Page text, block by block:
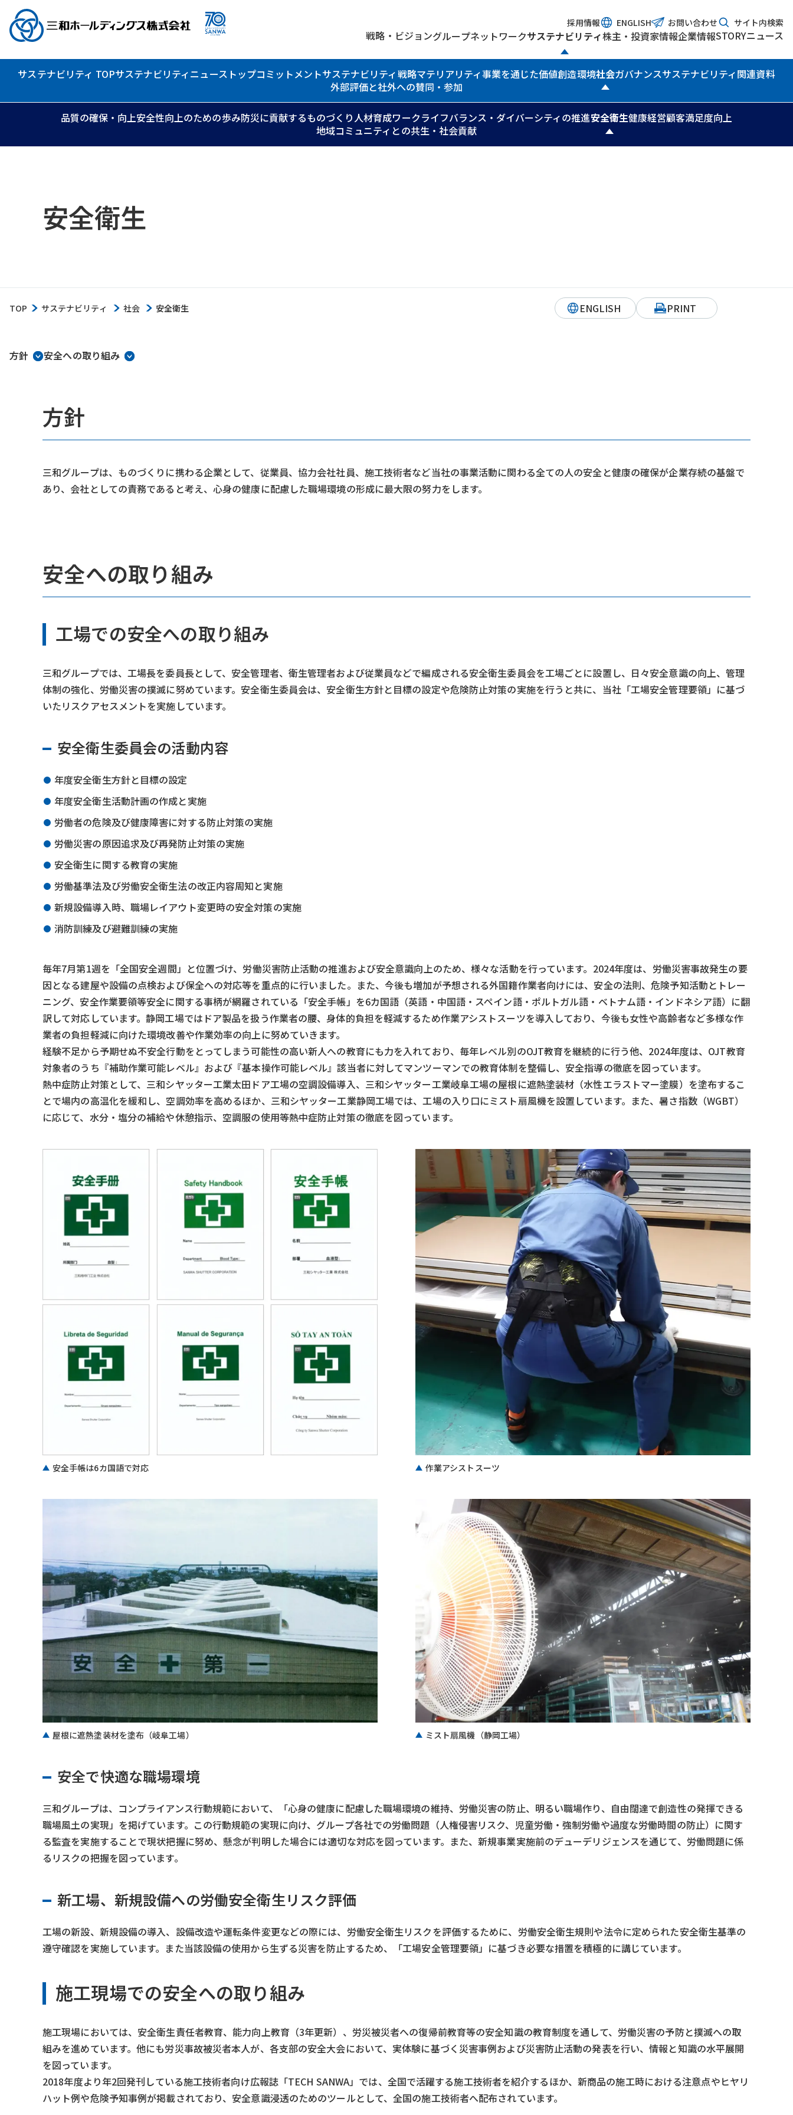
採用情報 ENGLISH お問い合わせ サイト内検索
戦略・ビジョングループネットワークサステナビリティ株主・投資家情報企業情報STORYニュース
サステナビリティ TOPサステナビリティニュース トップコミットメントサステナビリティ戦略マテリアリティ事業を通じた価値創造環境社会
品質の確保・向上安全性向上のための歩み防災に貢献するものづくり人材育成ワークライフバランス・ダイバーシティの推進安全衛生健康経営顧客満足度向上
地域コミュニティとの共生・社会貢献
ガバナンスサステナビリティ関連資料
外部評価と社外への賛同・参加
安全衛生
TOP サステナビリティ 社会 安全衛生 ENGLISH PRINT
方針 安全への取り組み
方針
三和グループは、ものづくりに携わる企業として、従業員、協力会社社員、施工技術者など当社の事業活動に関わる全ての人の安全と健康の確保が企業存続の基盤で
あり、会社としての責務であると考え、心身の健康に配慮した職場環境の形成に最大限の努力をします。
安全への取り組み
工場での安全への取り組み
三和グループでは、工場長を委員長として、安全管理者、衛生管理者および従業員などで編成される安全衛生委員会を工場ごとに設置し、日々安全意識の向上、管理
体制の強化、労働災害の撲滅に努めています。安全衛生委員会は、安全衛生方針と目標の設定や危険防止対策の実施を行うと共に、当社「工場安全管理要領」に基づ
いたリスクアセスメントを実施しています。
安全衛生委員会の活動内容
年度安全衛生方針と目標の設定
年度安全衛生活動計画の作成と実施
労働者の危険及び健康障害に対する防止対策の実施
労働災害の原因追求及び再発防止対策の実施
安全衛生に関する教育の実施
労働基準法及び労働安全衛生法の改正内容周知と実施
新規設備導入時、職場レイアウト変更時の安全対策の実施
消防訓練及び避難訓練の実施
毎年7月第1週を「全国安全週間」と位置づけ、労働災害防止活動の推進および安全意識向上のため、様々な活動を行っています。2024年度は、労働災害事故発生の要
因となる建屋や設備の点検および保全への対応等を重点的に行いました。また、今後も増加が予想される外国籍作業者向けには、安全の法則、危険予知活動とトレー
ニング、安全作業要領等安全に関する事柄が網羅されている「安全手帳」を6カ国語（英語・中国語・スペイン語・ポルトガル語・ベトナム語・インドネシア語）に翻
訳して対応しています。静岡工場ではドア製品を扱う作業者の腰、身体的負担を軽減するため作業アシストスーツを導入しており、今後も女性や高齢者など多様な作
業者の負担軽減に向けた環境改善や作業効率の向上に努めていきます。
経験不足から予期せぬ不安全行動をとってしまう可能性の高い新人への教育にも力を入れており、毎年レベル別のOJT教育を継続的に行う他、2024年度は、OJT教育
対象者のうち『補助作業可能レベル』および『基本操作可能レベル』該当者に対してマンツーマンでの教育体制を整備し、安全指導の徹底を図っています。
熱中症防止対策として、三和シヤッター工業太田ドア工場の空調設備導入、三和シヤッター工業岐阜工場の屋根に遮熱塗装材（水性エラストマー塗膜）を塗布するこ
とで場内の高温化を緩和し、空調効率を高めるほか、三和シヤッター工業静岡工場では、工場の入り口にミスト扇風機を設置しています。また、暑さ指数（WGBT）
に応じて、水分・塩分の補給や休憩指示、空調服の使用等熱中症防止対策の徹底を図っています。
安全手帳は6カ国語で対応 作業アシストスーツ
屋根に遮熱塗装材を塗布（岐阜工場） ミスト扇風機（静岡工場）
安全で快適な職場環境
三和グループは、コンプライアンス行動規範において、「心身の健康に配慮した職場環境の維持、労働災害の防止、明るい職場作り、自由闊達で創造性の発揮できる
職場風土の実現」を掲げています。この行動規範の実現に向け、グループ各社での労働問題（人権侵害リスク、児童労働・強制労働や過度な労働時間の防止）に関す
る監査を実施することで現状把握に努め、懸念が判明した場合には適切な対応を図っています。また、新規事業実施前のデューデリジェンスを通じて、労働問題に係
るリスクの把握を図っています。
新工場、新規設備への労働安全衛生リスク評価
工場の新設、新規設備の導入、設備改造や運転条件変更などの際には、労働安全衛生リスクを評価するために、労働安全衛生規則や法令に定められた安全衛生基準の
遵守確認を実施しています。また当該設備の使用から生ずる災害を防止するため、「工場安全管理要領」に基づき必要な措置を積極的に講じています。
施工現場での安全への取り組み
施工現場においては、安全衛生責任者教育、能力向上教育（3年更新）、労災被災者への復帰前教育等の安全知識の教育制度を通して、労働災害の予防と撲滅への取
組みを進めています。他にも労災事故被災者本人が、各支部の安全大会において、実体験に基づく災害事例および災害防止活動の発表を行い、情報と知識の水平展開
を図っています。
2018年度より年2回発刊している施工技術者向け広報誌「TECH SANWA」では、全国で活躍する施工技術者を紹介するほか、新商品の施工時における注意点やヒヤリ
ハット例や危険予知事例が掲載されており、安全意識浸透のためのツールとして、全国の施工技術者へ配布されています。